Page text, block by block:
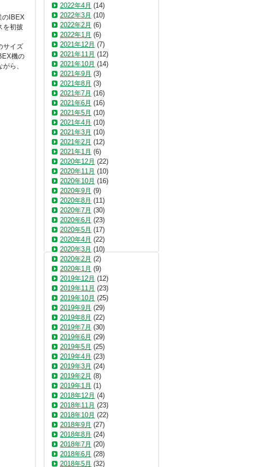
のIBEX
を初披
サイズ
機の
ら、
2022年4月 (14)
2022年3月 (10)
2022年2月 (6)
2022年1月 (6)
2021年12月 (7)
2021年11月 (12)
2021年10月 (14)
2021年9月 (3)
2021年8月 (3)
2021年7月 (16)
2021年6月 (16)
2021年5月 (10)
2021年4月 (10)
2021年3月 (10)
2021年2月 (12)
2021年1月 (6)
2020年12月 (22)
2020年11月 (10)
2020年10月 (16)
2020年9月 (9)
2020年8月 (11)
2020年7月 (30)
2020年6月 (23)
2020年5月 (17)
2020年4月 (22)
2020年3月 (10)
2020年2月 (2)
2020年1月 (9)
2019年12月 (12)
2019年11月 (23)
2019年10月 (25)
2019年9月 (29)
2019年8月 (22)
2019年7月 (30)
2019年6月 (29)
2019年5月 (25)
2019年4月 (23)
2019年3月 (24)
2019年2月 (8)
2019年1月 (1)
2018年12月 (4)
2018年11月 (23)
2018年10月 (22)
2018年9月 (27)
2018年8月 (24)
2018年7月 (20)
2018年6月 (28)
2018年5月 (32)